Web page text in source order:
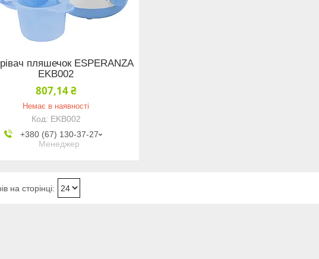
пляшечок ESPERANZA
EKB002
807,14 ₴
Немає в наявності
EKB002
+380 (67) 130-37-27
Менеджер